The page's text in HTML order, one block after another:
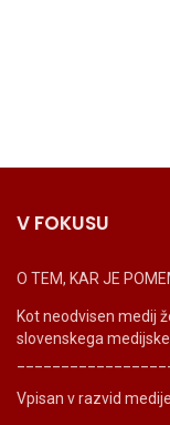
V FOKUSU
O TEM, KAR JE
Kot neodvisen medij
slovenskega
Vpisan v razvid